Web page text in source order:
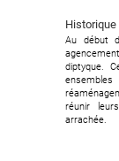
Historique
Au début
diptyque.
réunir
arrachée.